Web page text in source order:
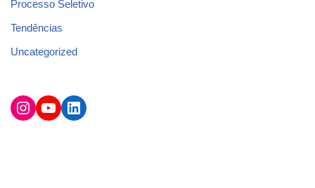
Processo Seletivo
Tendências
Uncategorized